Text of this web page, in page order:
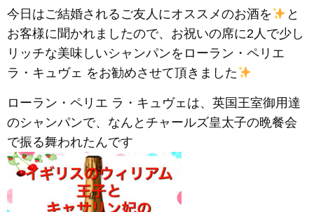
今日はご結婚されるご友人にオススメのお酒を
と
お客様に聞かれましたので、お祝いの席に2人で少し
リッチな美味しいシャンパンをローラン・ペリエ
ラ・キュヴェ をお勧めさせて頂きました
ローラン・ペリエ ラ・キュヴェは、英国王室御用達
のシャンパンで、なんとチャールズ皇太子の晩餐会
で振る舞われたんです